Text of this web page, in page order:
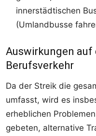
innerstädtischen
(Umlandbusse
Auswirkungen auf
Berufsverkehr
Da der Streik die
umfasst, wird es
erheblichen
gebeten, alternative